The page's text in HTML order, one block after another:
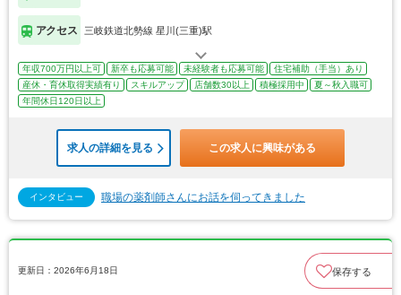
アクセス 三岐鉄道北勢線 星川(三重)駅
年収700万円以上可 新卒も応募可能 未経験者も応募可能
住宅補助（手当）あり
産休・育休取得実績有り
スキルアップ 店舗数30以上 積極採用中
夏～秋入職可
年間休日120日以上
求人の詳細を見る この求人に興味がある
インタビュー 職場の薬剤師さんにお話を伺ってきました
更新日：2026年6月18日 保存する